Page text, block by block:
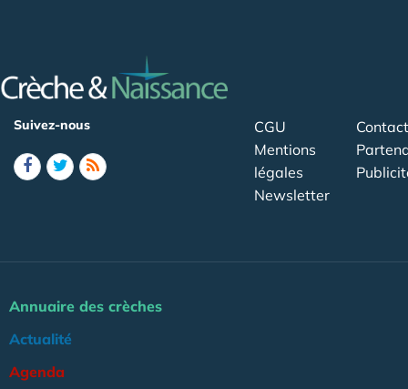
Suivez-nous
CGU
Mentions
légales
Newsletter
Contact
Annuaire des crèches
Actualité
Agenda